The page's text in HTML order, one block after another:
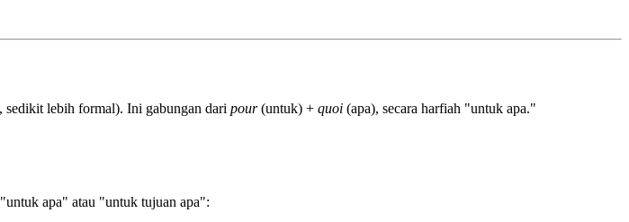
sedikit lebih formal). Ini gabungan dari pour(untuk) + quoi (apa), secara harfiah "untuk apa."
apa" atau "untuk tujuan apa":